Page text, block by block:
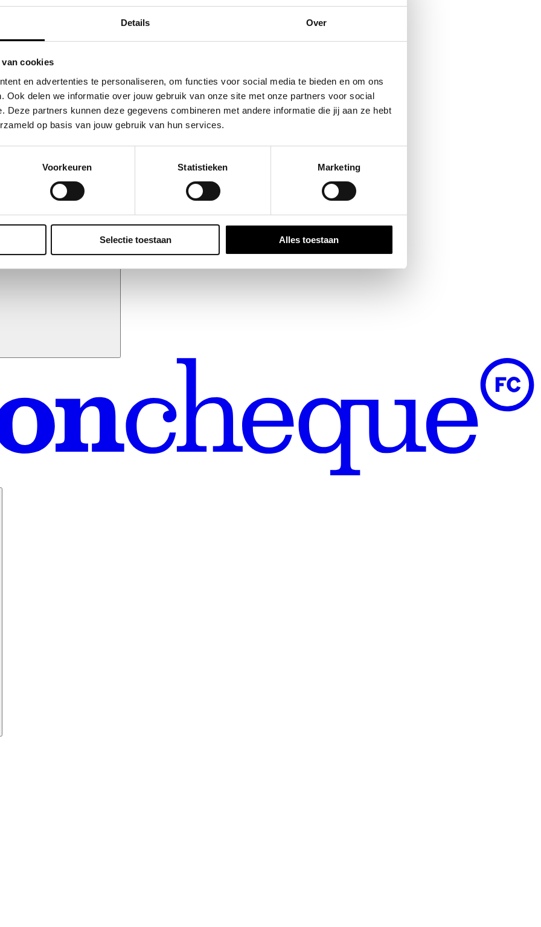
Details Over
cookies
en advertenties te personaliseren, om functies voor social media te bieden en om ons
Ook delen we informatie over jouw gebruik van onze site met onze partners voor social
Deze partners kunnen deze gegevens combineren met andere informatie die jij aan ze hebt
op basis van jouw gebruik van hun services.
Voorkeuren Statistieken Marketing
Selectie toestaan Alles toestaan